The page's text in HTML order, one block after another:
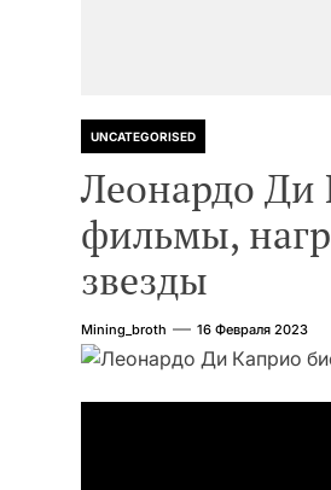
UNCATEGORISED
Леонардо Ди
фильмы,
звезды
Mining_broth 16 Февраля 2023